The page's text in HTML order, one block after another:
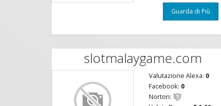
Guarda di Più
slotmalaygame.com
Valutazione Alexa: 0
Facebook: 0
Norton: